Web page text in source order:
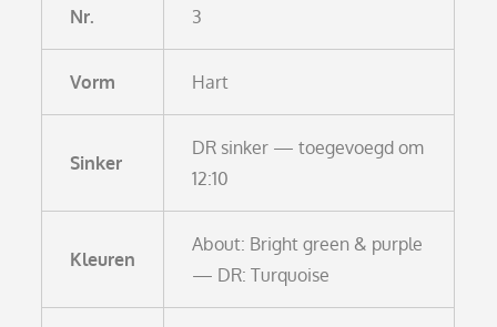
Nr. 3
Vorm Hart
Sinker
DR sinker — toegevoegd om
12:10
Kleuren
About: Bright green & purple
— DR: Turquoise